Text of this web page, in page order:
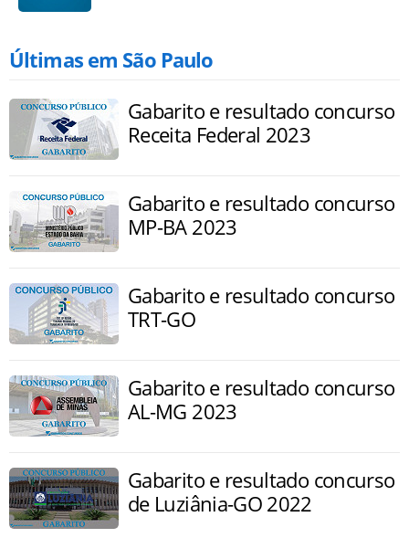
Últimas em São Paulo
Gabarito e resultado concurso
Receita Federal 2023
Gabarito e resultado concurso
MP-BA 2023
Gabarito e resultado concurso
TRT-GO
Gabarito e resultado concurso
AL-MG 2023
Gabarito e resultado concurso
de Luziânia-GO 2022